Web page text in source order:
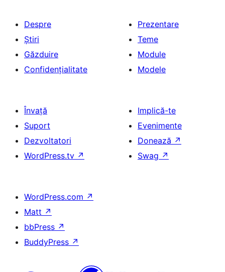
Despre
Știri
Găzduire
Confidențialitate
Prezentare
Teme
Module
Modele
Învață
Suport
Dezvoltatori
WordPress.tv ↗
Implică-te
Evenimente
Donează ↗
Swag ↗
WordPress.com ↗
Matt ↗
bbPress ↗
BuddyPress ↗